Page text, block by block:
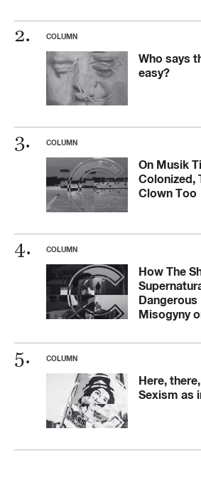
COLUMN
Who says
easy?
COLUMN
On Musik
Colonized,
Clown Too
COLUMN
How The
Misogyny
COLUMN
Here,
Sexism as